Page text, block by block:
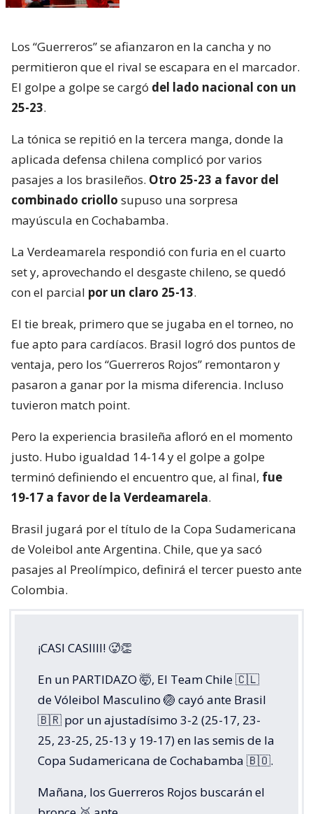
Los “Guerreros” se afianzaron en la cancha y no
permitieron que el rival se escapara en el marcador.
El golpe a golpe se cargó del lado nacional con un
25-23.
La tónica se repitió en la tercera manga, donde la
aplicada defensa chilena complicó por varios
pasajes a los brasileños. Otro 25-23 a favor del
combinado criollo supuso una sorpresa
mayúscula en Cochabamba.
La Verdeamarela respondió con furia en el cuarto
set y, aprovechando el desgaste chileno, se quedó
con el parcial por un claro 25-13.
El tie break, primero que se jugaba en el torneo, no
fue apto para cardíacos. Brasil logró dos puntos de
ventaja, pero los “Guerreros Rojos” remontaron y
pasaron a ganar por la misma diferencia. Incluso
tuvieron match point.
Pero la experiencia brasileña afloró en el momento
justo. Hubo igualdad 14-14 y el golpe a golpe
terminó definiendo el encuentro que, al final, fue
19-17 a favor de la Verdeamarela.
Brasil jugará por el título de la Copa Sudamericana
de Voleibol ante Argentina. Chile, que ya sacó
pasajes al Preolímpico, definirá el tercer puesto ante
Colombia.
¡CASI CASIIII! 🥵👏
En un PARTIDAZO 🤯, El Team Chile 🇨🇱
de Vóleibol Masculino 🏐 cayó ante Brasil
🇧🇷 por un ajustadísimo 3-2 (25-17, 23-
25, 23-25, 25-13 y 19-17) en las semis de la
Copa Sudamericana de Cochabamba 🇧🇴.
Mañana, los Guerreros Rojos buscarán el